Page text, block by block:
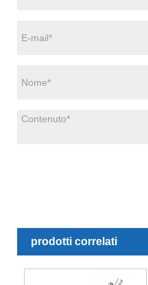
prodotti correlati